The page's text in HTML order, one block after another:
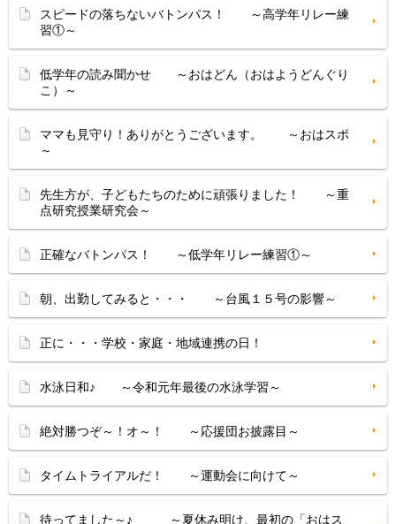
スピードの落ちないバトンパス！ ～高学年リレー練
習①～
低学年の読み聞かせ ～おはどん（おはようどんぐり
こ）～
ママも見守り！ありがとうございます。 ～おはスポ
～
先生方が、子どもたちのために頑張りました！ ～重
点研究授業研究会～
正確なバトンパス！ ～低学年リレー練習①～
朝、出勤してみると・・・ ～台風１５号の影響～
正に・・・学校・家庭・地域連携の日！
水泳日和♪ ～令和元年最後の水泳学習～
絶対勝つぞ～！オ～！ ～応援団お披露目～
タイムトライアルだ！ ～運動会に向けて～
待ってました～♪ ～夏休み明け、最初の「おはス